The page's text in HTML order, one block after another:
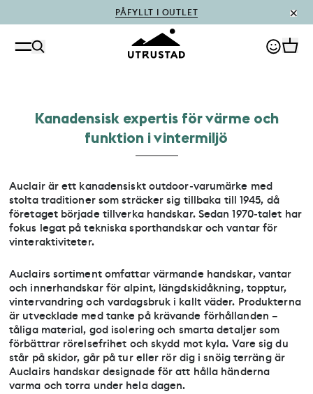
PÅFYLLT I OUTLET
Kanadensisk expertis för värme och
funktion i vintermiljö
Auclair är ett kanadensiskt outdoor‑varumärke med
stolta traditioner som sträcker sig tillbaka till 1945, då
företaget började tillverka handskar. Sedan 1970‑talet har
fokus legat på tekniska sporthandskar och vantar för
vinteraktiviteter.
Auclairs sortiment omfattar värmande handskar, vantar
och innerhandskar för alpint, längdskidåkning, topptur,
vintervandring och vardagsbruk i kallt väder. Produkterna
är utvecklade med tanke på krävande förhållanden –
tåliga material, god isolering och smarta detaljer som
förbättrar rörelsefrihet och skydd mot kyla. Vare sig du
står på skidor, går på tur eller rör dig i snöig terräng är
Auclairs handskar designade för att hålla händerna
varma och torra under hela dagen.